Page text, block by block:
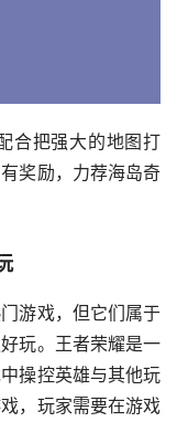
合把强大的地图打
奖励，力荐海岛奇
游戏，但它们属于
玩。王者荣耀是一
操控英雄与其他玩
，玩家需要在游戏